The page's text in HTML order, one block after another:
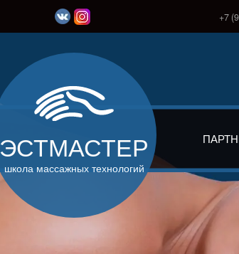
+7
ЭСТМАСТЕР
школа массажных технологий